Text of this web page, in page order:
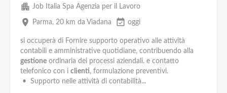
apartment Job Italia Spa Agenzia per il Lavoro
place Parma, 20 km da Viadana event_available oggi
si occuperà di Fornire supporto operativo alle attività
contabili e amministrative quotidiane, contribuendo alla
gestione ordinaria dei processi aziendali. e contatto
telefonico con i clienti, formulazione preventivi.
• Supporto nelle attività di contabilità...